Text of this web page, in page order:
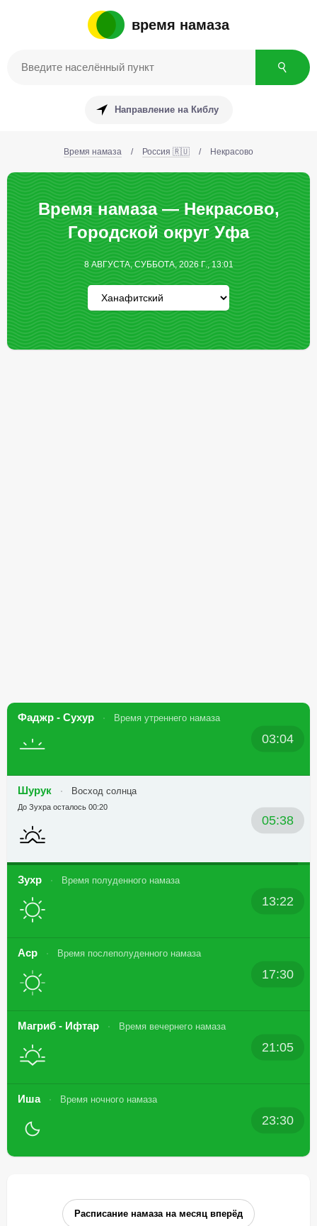
время намаза
Направление на Киблу
Время намаза / Россия 🇷🇺 / Некрасово
Время намаза — Некрасово,
Городской округ Уфа
8 АВГУСТА, СУББОТА, 2026 Г., 13:01
Фаджр - Сухур Время утреннего намаза
03:04
Шурук Восход солнца
05:38
До Зухра осталось 00:20
Зухр Время полуденного намаза
13:22
Аср Время послеполуденного намаза
17:30
Магриб - Ифтар Время вечернего намаза
21:05
Иша Время ночного намаза
23:30
Расписание намаза на месяц вперёд